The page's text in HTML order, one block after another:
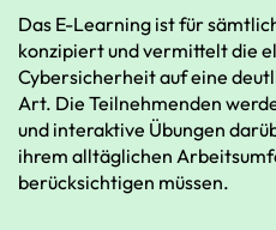
Das E-Learning istfür
konzipiertundvermitteltdie
Cybersicherheitaufeine
Art. Die Teilnehmenden
und interaktive Übungen
ihrem alltäglichen
berücksichtigen müssen.